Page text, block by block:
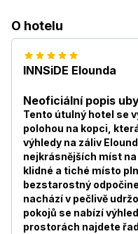
O hotelu
INNSiDE Elounda
Neoficiální popis
Tento útulný hotel se
polohou na kopci,
výhledy na záliv
nejkrásnějších míst
klidné a tiché místo
bezstarostný
nachází v pečlivě
pokojů se nabízí
prostorách najdete